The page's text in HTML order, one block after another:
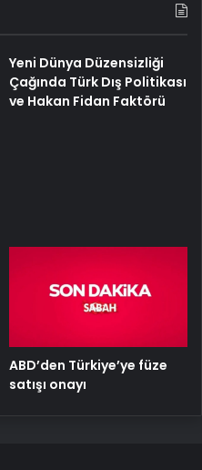
Yeni Dünya Düzensizliği
Çağında Türk Dış Politikası
ve Hakan Fidan Faktörü
ABD’den Türkiye’ye füze
satışı onayı